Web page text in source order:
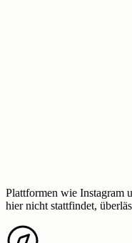
Plattformen wie Instagram
hier nicht stattfindet,